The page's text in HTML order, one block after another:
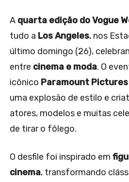
A quarta edição do Vogue
tudo a Los Angeles, nos
último domingo (26),
entre cinema e moda. O
icônico Paramount
uma explosão de estilo e
atores, modelos e muitas
de tirar o fôlego.
O desfile foi inspirado em
cinema, transformando